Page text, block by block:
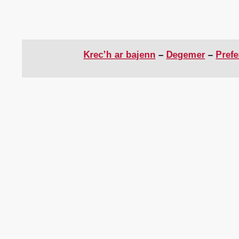
Krec’h ar bajenn Degemer